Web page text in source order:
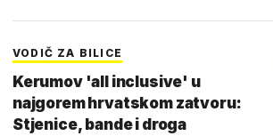
VODIČ ZA BILICE
Kerumov 'all inclusive' u
najgorem hrvatskom zatvoru:
Stjenice, bande i droga